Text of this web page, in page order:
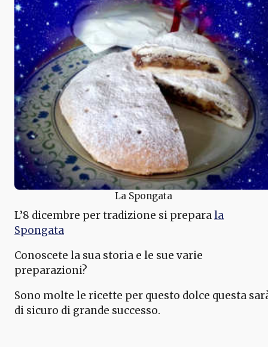
La Spongata
L’8 dicembre per tradizione si preparala
Spongata
Conoscete la sua storia e le sue varie
preparazioni?
Sono molte le ricette per questo dolce questa
di sicuro di grande successo.